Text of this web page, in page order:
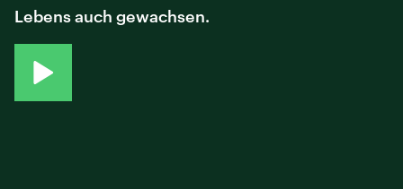
Lebens auch gewachsen.